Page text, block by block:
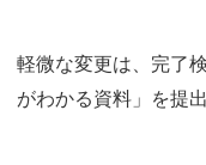
軽微な変更は、完了
がわかる資料」を提